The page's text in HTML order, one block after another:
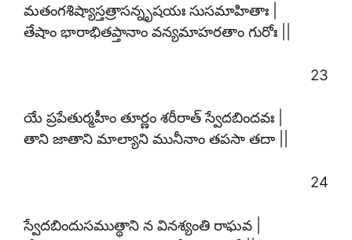
మతంగశిష్యాస్తత్రాసన్నృషయః సుసమాహితాః |
తేషాం భారాభితప్తానాం వన్యమాహరతాం గురోః ||
23
యే ప్రపేతుర్మహీం తూర్ణం శరీరాత్ స్వేదబిందవః |
తాని జాతాని మాల్యాని మునీనాం తపసా తదా ||
24
స్వేదబిందుసముత్థాని న వినశ్యంతి రాఘవ |